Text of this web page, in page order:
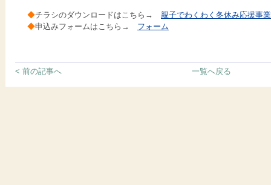
◆チラシのダウンロードはこちら→ 親子でわくわく冬休み応援事
◆申込みフォームはこちら→ フォーム
< 前の記事へ 一覧へ戻る